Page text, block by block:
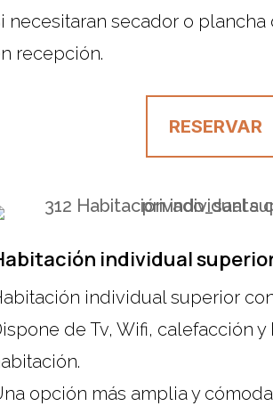
necesitaran secador o
recepción.
RESERVAR
individual
individual superior
de Tv, Wifi, calefacción
opción más amplia y